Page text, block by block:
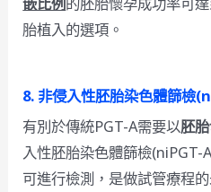
胎植入的選項。
8. 非侵入性胚胎染色體篩檢
有別於傳統PGT-A需要以胚
入性胚胎染色體篩檢(niPGT-
可進行檢測，是做試管療程